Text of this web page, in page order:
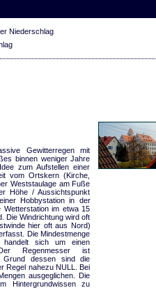
Niederschlag
Gewitterregen mit
binnen weniger Jahre
zum Aufstellen einer
vom Ortskern (Kirche,
Weststaulage am Fuße
Höhe / Aussichtspunkt
Hobbystation in der
Wetterstation im etwa 15
Die Windrichtung wird oft
hier oft aus Nord)
Die Mindestmenge
handelt sich um einen
Der Regenmesser ist
Grund dessen sind die
Regel nahezu NULL. Bei
ausgeglichen. Die
Hintergrundwissen zu